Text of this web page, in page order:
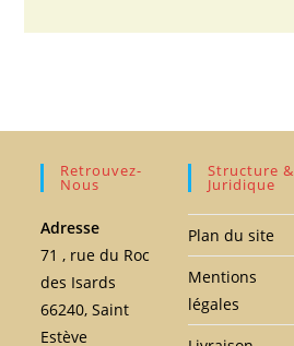
Retrouvez-
Nous
Adresse
71 , rue du Roc
des Isards
66240, Saint
Estève
Structure &
Juridique
Plan du site
Mentions
légales